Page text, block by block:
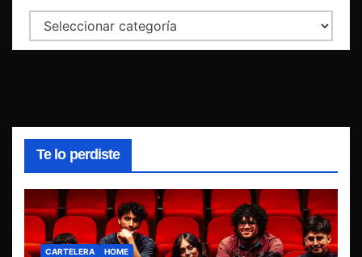
Categorías
Te lo perdiste
CARTELERA HOME